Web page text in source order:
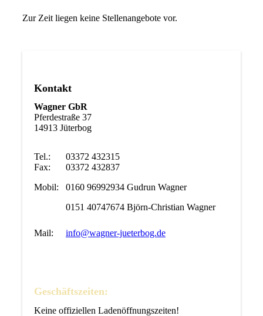
Zur Zeit liegen keine Stellenangebote vor.
Kontakt
Wagner GbR
Pferdestraße 37
14913 Jüterbog
Tel.:
Fax:
Mobil:
03372 432315
03372 432837
0160 96992934 Gudrun Wagner
0151 40747674 Björn-Christian Wagner
Mail: info@wagner-jueterbog.de
Geschäftszeiten:
Keine offiziellen Ladenöffnungszeiten!